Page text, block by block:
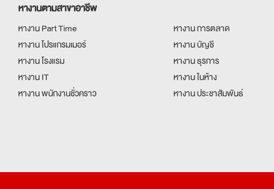
หางานตามสาขาอาชีพ
หางาน Part Time
หางาน การตลาด
หางาน โปรแกรมเมอร์
หางาน บัญชี
หางาน โรงแรม
หางาน ธุรการ
หางาน IT
หางาน ในห้าง
หางาน พนักงานชั่วคราว
หางาน ประชาสัมพันธ์